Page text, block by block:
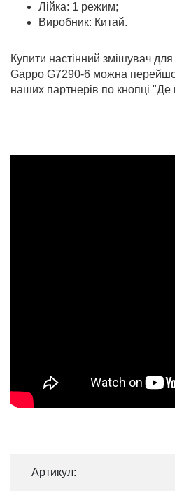
Лійка: 1 режим;
Виробник: Китай.
Купити настінний змішувач
Gappo G7290-6 можна
наших партнерів по кнопці "Де
Артикул: